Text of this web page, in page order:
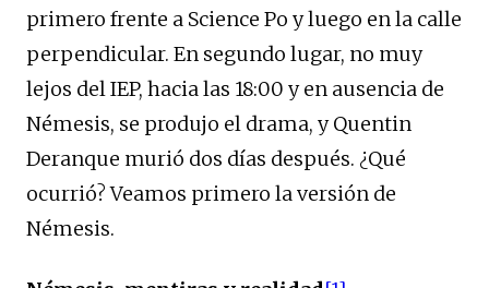
primero frente a Science Po y luego en la calle
perpendicular. En segundo lugar, no muy
lejos del IEP, hacia las 18:00 y en ausencia de
Némesis, se produjo el drama, y Quentin
Deranque murió dos días después. ¿Qué
ocurrió? Veamos primero la versión de
Némesis.